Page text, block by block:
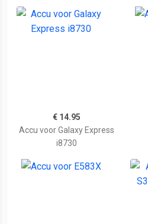
€ 14.95
Accu voor Galaxy Express
i8730